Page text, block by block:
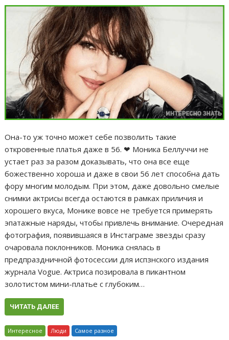
Она-то уж точно может себе позволить такие
откровенные платья даже в 56. ❤ Моника Беллуччи не
устает раз за разом доказывать, что она все еще
божественно хороша и даже в свои 56 лет способна дать
фору многим молодым. При этом, даже довольно смелые
снимки актрисы всегда остаются в рамках приличия и
хорошего вкуса, Монике вовсе не требуется примерять
эпатажные наряды, чтобы привлечь внимание. Очередная
фотография, появившаяся в Инстаграме звезды сразу
очаровала поклонников. Моника снялась в
предпраздничной фотосессии для испзнского издания
журнала Vogue. Актриса позировала в пикантном
золотистом мини-платье с глубоким…
ЧИТАТЬ ДАЛЕЕ
Интересное Люди Самое разное